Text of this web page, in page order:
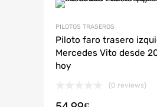
PILOTOS TRASEROS
Piloto faro trasero
Mercedes Vito desde
hoy
(0 reviews)